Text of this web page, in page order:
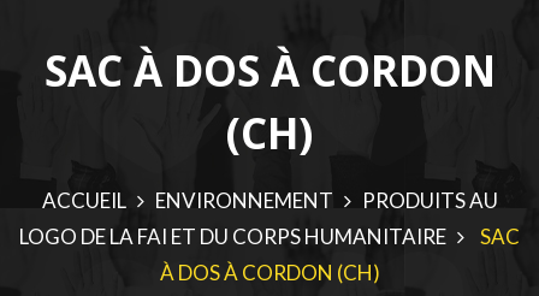
SAC À DOS À CORDON
(CH)
ACCUEIL ENVIRONNEMENT
PRODUITS AU
LOGO DE LA FAI ET DU CORPS HUMANITAIRE
SAC
À DOS À CORDON (CH)